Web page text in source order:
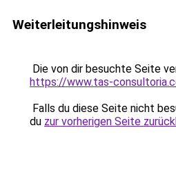
Weiterleitungshinweis
Die von dir besuchte Seite
https://www.tas-
Falls du diese Seite nicht
du zur vorherigen Seite